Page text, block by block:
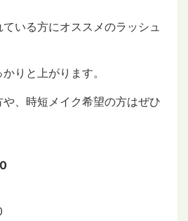
いる方にオススメのラッシュ
りと上がります。
、時短メイク希望の方はぜひ